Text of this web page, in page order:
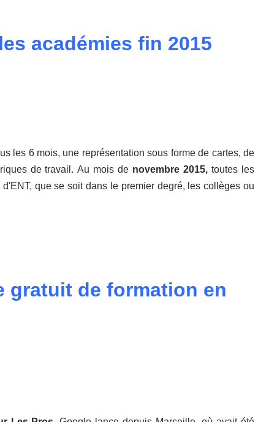
académies fin 2015
les 6 mois, une représentation sous forme de cartes, de
de travail. Au mois de novembre 2015, toutes les
que se soit dans le premier degré, les collèges ou
gratuit de formation en